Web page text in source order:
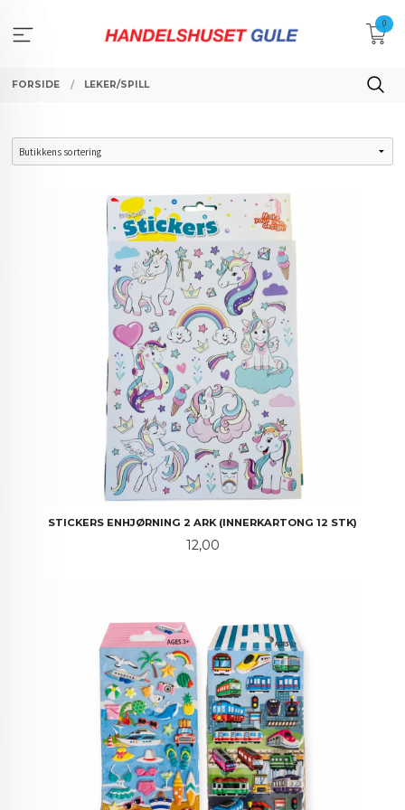
innholdet
0
FORSIDE LEKER/SPILL
STICKERS ENHJØRNING 2 ARK (INNERKARTONG 12 STK)
Pris
12,00